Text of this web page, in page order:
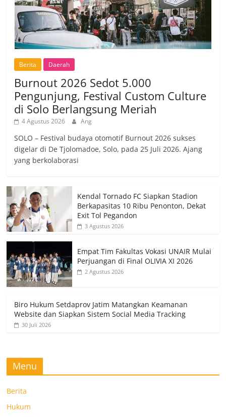
Berita Daerah
Burnout 2026 Sedot 5.000
Pengunjung, Festival Custom Culture
di Solo Berlangsung Meriah
4 Agustus 2026 Ang
SOLO – Festival budaya otomotif Burnout 2026 sukses
digelar di De Tjolomadoe, Solo, pada 25 Juli 2026. Ajang
yang berkolaborasi
Kendal Tornado FC Siapkan Stadion
Berkapasitas 10 Ribu Penonton, Dekat
Exit Tol Pegandon
3 Agustus 2026
Empat Tim Fakultas Vokasi UNAIR Mulai
Perjuangan di Final OLIVIA XI 2026
2 Agustus 2026
Biro Hukum Setdaprov Jatim Matangkan Keamanan
Website dan Siapkan Sistem Social Media Tracking
30 Juli 2026
Menu
Berita
Hukum